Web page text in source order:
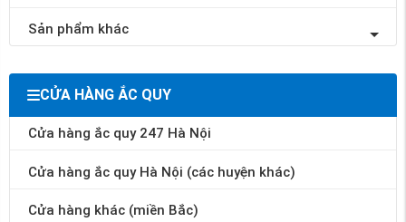
Sản phẩm khác
CỬA HÀNG ẮC QUY
Cửa hàng ắc quy 247 Hà Nội
Cửa hàng ắc quy Hà Nội (các huyện khác)
Cửa hàng khác (miền Bắc)